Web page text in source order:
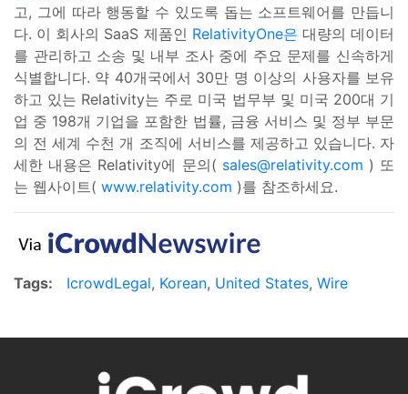
고, 그에 따라 행동할 수 있도록 돕는 소프트웨어를 만듭니
다. 이 회사의 SaaS 제품인 RelativityOne은 대량의 데이터
를 관리하고 소송 및 내부 조사 중에 주요 문제를 신속하게
식별합니다. 약 40개국에서 30만 명 이상의 사용자를 보유
하고 있는 Relativity는 주로 미국 법무부 및 미국 200대 기
업 중 198개 기업을 포함한 법률, 금융 서비스 및 정부 부문
의 전 세계 수천 개 조직에 서비스를 제공하고 있습니다. 자
세한 내용은 Relativity에 문의( sales@relativity.com ) 또
는 웹사이트( www.relativity.com )를 참조하세요.
Tags: IcrowdLegal, Korean, United States, Wire